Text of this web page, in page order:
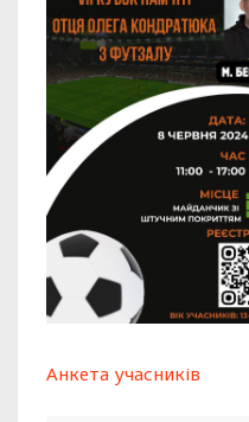
Анкета учасників